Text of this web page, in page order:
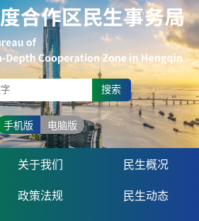
搜索
手机版 电脑版
关于我们 民生概况
政策法规 民生动态